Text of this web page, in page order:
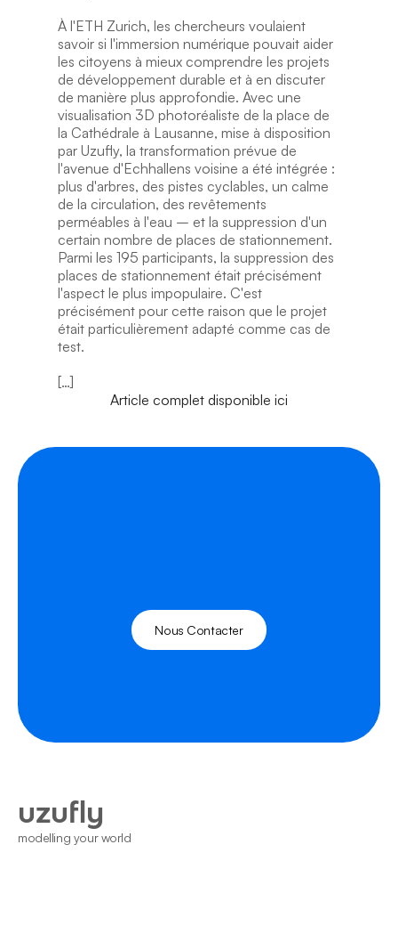
À l'ETH Zurich, les chercheurs voulaient
savoir si l'immersion numérique pouvait aider
les citoyens à mieux comprendre les projets
de développement durable et à en discuter
de manière plus approfondie. Avec une
visualisation 3D photoréaliste de la place de
la Cathédrale à Lausanne, mise à disposition
par Uzufly, la transformation prévue de
l'avenue d'Echhallens voisine a été intégrée :
plus d'arbres, des pistes cyclables, un calme
de la circulation, des revêtements
perméables à l'eau – et la suppression d'un
certain nombre de places de stationnement.
Parmi les 195 participants, la suppression des
places de stationnement était précisément
l'aspect le plus impopulaire. C'est
précisément pour cette raison que le projet
était particulièrement adapté comme cas de
test.
[…]
Article complet disponible ici
Nous Contacter
uzufly
modelling your world